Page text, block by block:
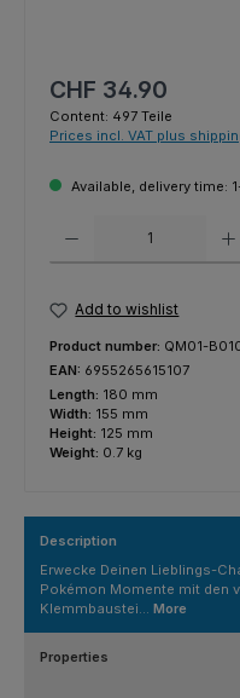
Regular price:
CHF 34.90
Content: 497 Teile
Prices incl. VAT plus
Available, delivery time:
Add to wishlist
Product number: QM01-
EAN: 6955265615107
Length: 180 mm
Width: 155 mm
Height: 125 mm
Weight: 0.7 kg
Description
Erwecke Deinen Lieblings-
Pokémon Momente mit den
Klemmbaustei… More
Properties